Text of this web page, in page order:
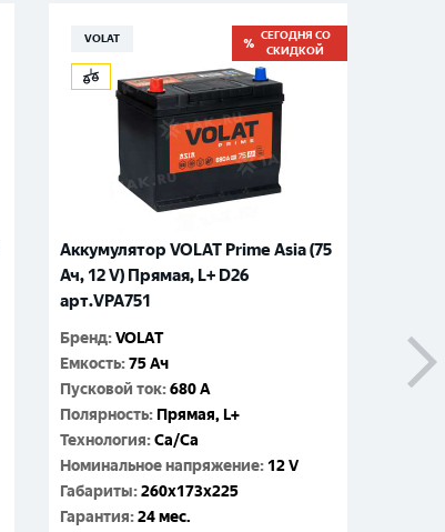
VOLAT
СЕГОДНЯ СО
СКИДКОЙ
Аккумулятор VOLAT Prime Asia (75
Ач, 12 V) Прямая, L+ D26
арт.VPA751
Бренд:VOLAT
Емкость:75 Ач
Пусковой ток:680 A
Полярность: Прямая, L+
Технология:Ca/Ca
Номинальное напряжение: 12 V
Габариты:260x173x225
Гарантия:24 мес.
Бренд